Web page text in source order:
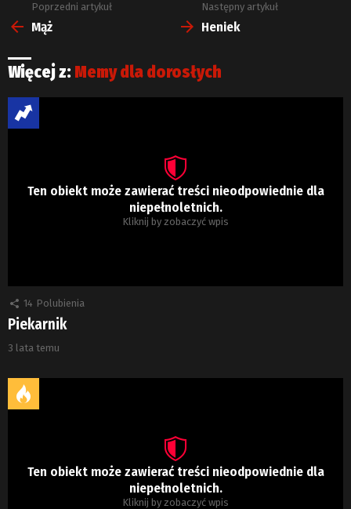
Zobacz
więcej
Poprzedni artykuł
Mąż
Następny artykuł
Heniek
Więcej z: Memy dla dorosłych
Ten obiekt może zawierać treści nieodpowiednie dla
niepełnoletnich.
Kliknij by zobaczyć wpis
14 Polubienia
Piekarnik
3 lata temu
Ten obiekt może zawierać treści nieodpowiednie dla
niepełnoletnich.
Kliknij by zobaczyć wpis